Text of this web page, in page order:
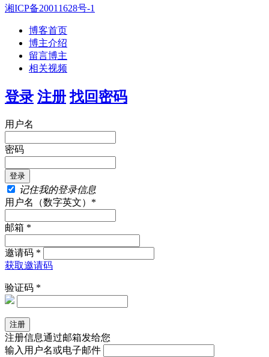
湘ICP备20011628号-1
博客首页
博主介绍
留言博主
相关视频
登录 注册 找回密码
用户名
密码
记住我的登录信息
用户名（数字英文）*
邮箱 *
邀请码 *
获取邀请码
验证码 *
注册信息通过邮箱发给您
输入用户名或电子邮件